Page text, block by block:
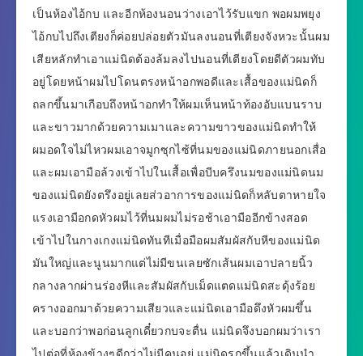
เป็นห้องไอ้กบ และอีกห้องนอนว่างเอาไว้รับแขก พอผมพยุง
ไอ้กบไปถึงเตียงก็ค่อยปล่อยตัวมันลงนอนที่เตียงจังหวะนั้นผม
เสียหลักทำเอาแม่นิดต้องล้มลงไปนอนที่เตียงโดยดีตัวผมทับ
อยู่โดยหน้าผมไปโดนตรงหน้าอกพอดีและเสื้อของแม่นิดก็
ถลกขึ้นมาเกือบถึงหน้าอกทำให้ผมเห็นหน้าท้องอับแบนราบ
และขาวมากด้วยความเมาและความขาวของแม่นิดทำให้
ผมอดใจไม่ไหวผมเอาจมูกซุกไซ้ที่นมของแม่นิดภายนอกเสื่อ
และผมเอามือล้วงเข้าไปในเสื้อเพื่อบีบครึงนมของแม่นิดนม
ของแม่นิดยังตรึงอยู่เลยส่วอาการของแม่นิดก็หลับตาหายใจ
แรงเอามือกดหัวผมไว้ที่นมผมไม่รอช้าเอามืออีกข้างสอด
เข้าไปในกางเกงแม่นิดทันทีเมื่อมือผมสัมผัสกับหีของแม่นิด
มันใหญ่และนูนมากแต่ไม่มีขนเลยซักเส้นผมเอาปลายนิ้ว
กลางลากผ่านร่องหีและสัมผัสกับเม็ดแตดแม่นิดสะดุ้งร้อย
ครางออกมาด้วยความเสียวและแม่นิดเอามือดึงหัวผมขึ้น
และบอกว่าพอก่อนลูกเดี๋ยวกบจะตื่น แม่นิดจึงบอกผมว่าเรา